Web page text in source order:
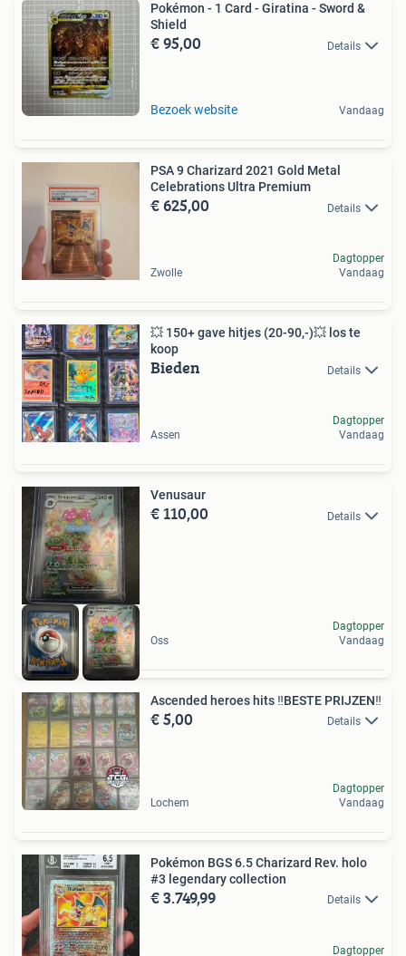
Pokémon - 1 Card - Giratina - Sword &
Shield
€ 95,00 Details
Bezoek website Vandaag
PSA 9 Charizard 2021 Gold Metal
Celebrations Ultra Premium
€ 625,00 Details
Zwolle
Dagtopper
Vandaag
💥 150+ gave hitjes (20-90,-)💥 los te
koop
Bieden Details
Assen
Dagtopper
Vandaag
Venusaur
€ 110,00 Details
Oss
Dagtopper
Vandaag
Ascended heroes hits ‼️BESTE PRIJZEN‼️
€ 5,00 Details
Lochem
Dagtopper
Vandaag
Pokémon BGS 6.5 Charizard Rev. holo
#3 legendary collection
€ 3.749,99 Details
Dagtopper